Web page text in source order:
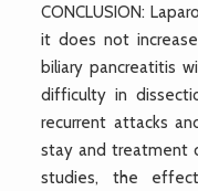
CONCLUSION:
it does not
biliary pancreatitis
difficulty in
recurrent attacks
stay and treatment
studies, the